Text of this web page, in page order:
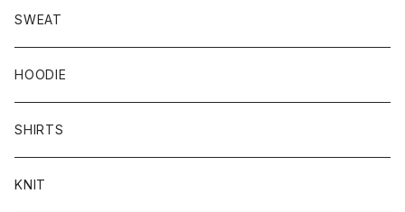
SWEAT
HOODIE
SHIRTS
KNIT